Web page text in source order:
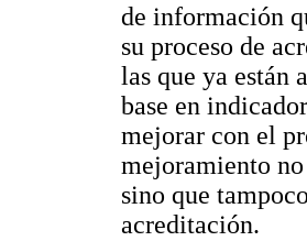
de información
su proceso de
las que ya están
base en
mejorar con el
mejoramiento
sino que
acreditación.